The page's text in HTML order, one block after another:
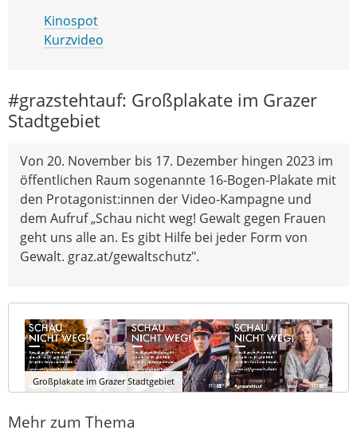
Kinospot
Kurzvideo
#grazstehtauf: Großplakate im Grazer
Stadtgebiet
Von 20. November bis 17. Dezember hingen 2023 im
öffentlichen Raum sogenannte 16-Bogen-Plakate mit
den Protagonist:innen der Video-Kampagne und
dem Aufruf „Schau nicht weg! Gewalt gegen Frauen
geht uns alle an. Es gibt Hilfe bei jeder Form von
Gewalt. graz.at/gewaltschutz".
Großplakate im Grazer Stadtgebiet
Mehr zum Thema